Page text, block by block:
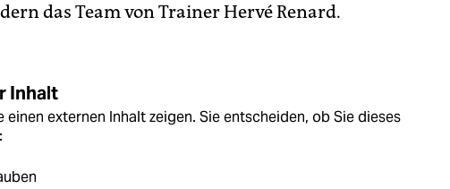
das Team von Trainer Hervé Renard.
Inhalt
einen externen Inhalt zeigen. Sie entscheiden, ob Sie dieses